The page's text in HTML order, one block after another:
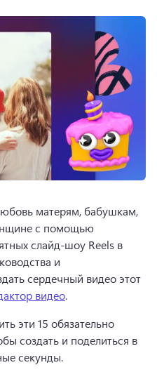
матерям, бабушкам,
с помощью
слайд-шоу Reels в
и
сердечный видео этот
видео.
эти 15 обязательно
создать и поделиться в
секунды.